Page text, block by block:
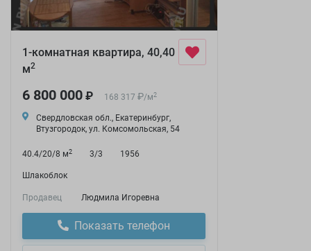
1-комнатная квартира, 40,40
м2
6 800 000 ₽ 168 317 ₽/м2
Свердловская обл., Екатеринбург,
Втузгородок, ул. Комсомольская, 54
40.4/20/8 м2 3/3 1956
Шлакоблок
Продавец Людмила Игоревна
Показать телефон